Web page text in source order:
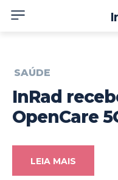
SAÚDE
InRad
OpenCare
LEIA MAIS